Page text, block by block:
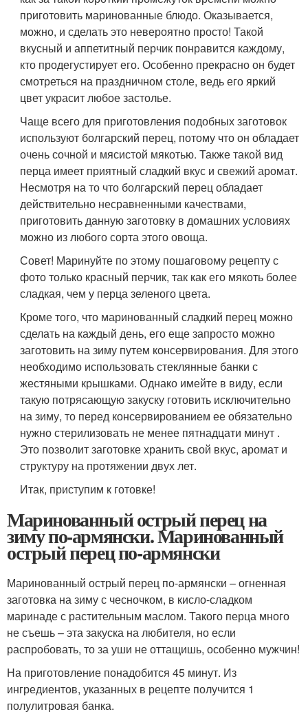
приготовить маринованные блюдо. Оказывается,
можно, и сделать это невероятно просто! Такой
вкусный и аппетитный перчик понравится каждому,
кто продегустирует его. Особенно прекрасно он будет
смотреться на праздничном столе, ведь его яркий
цвет украсит любое застолье.
Чаще всего для приготовления подобных заготовок
используют болгарский перец, потому что он обладает
очень сочной и мясистой мякотью. Также такой вид
перца имеет приятный сладкий вкус и свежий аромат.
Несмотря на то что болгарский перец обладает
действительно несравненными качествами,
приготовить данную заготовку в домашних условиях
можно из любого сорта этого овоща.
Совет! Маринуйте по этому пошаговому рецепту с
фото только красный перчик, так как его мякоть более
сладкая, чем у перца зеленого цвета.
Кроме того, что маринованный сладкий перец можно
сделать на каждый день, его еще запросто можно
заготовить на зиму путем консервирования. Для этого
необходимо использовать стеклянные банки с
жестяными крышками. Однако имейте в виду, если
такую потрясающую закуску готовить исключительно
на зиму, то перед консервированием ее обязательно
нужно стерилизовать не менее пятнадцати минут .
Это позволит заготовке хранить свой вкус, аромат и
структуру на протяжении двух лет.
Итак, приступим к готовке!
Маринованный острый перец на
зиму по-армянски. Маринованный
острый перец по-армянски
Маринованный острый перец по-армянски – огненная
заготовка на зиму с чесночком, в кисло-сладком
маринаде с растительным маслом. Такого перца много
не съешь – эта закуска на любителя, но если
распробовать, то за уши не оттащишь, особенно мужчин!
На приготовление понадобится 45 минут. Из
ингредиентов, указанных в рецепте получится 1
полулитровая банка.